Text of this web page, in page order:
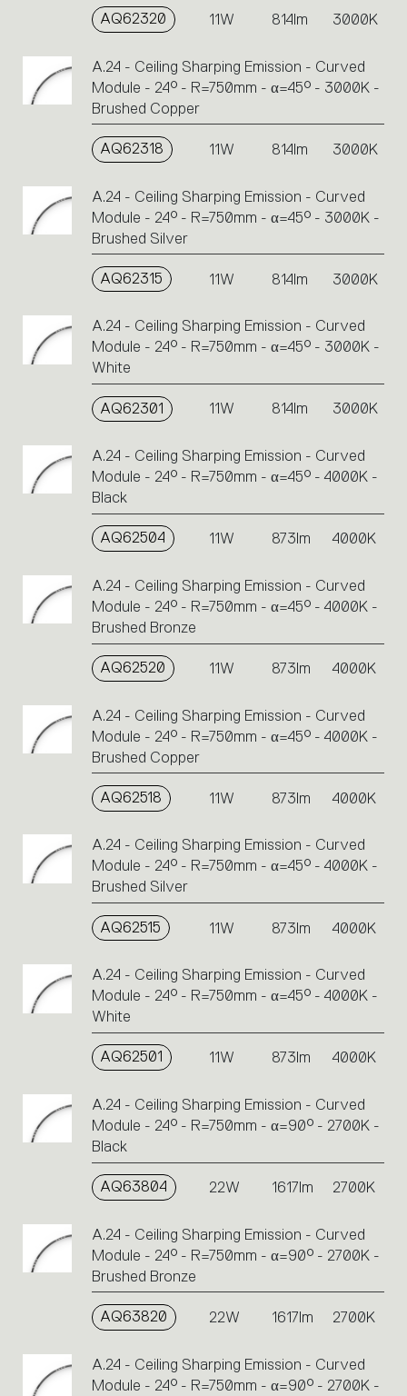
AQ62320 11W 814lm 3000K
A.24 - Ceiling Sharping Emission - Curved
Module - 24° - R=750mm - α=45° - 3000K -
Brushed Copper
AQ62318 11W 814lm 3000K
A.24 - Ceiling Sharping Emission - Curved
Module - 24° - R=750mm - α=45° - 3000K -
Brushed Silver
AQ62315 11W 814lm 3000K
A.24 - Ceiling Sharping Emission - Curved
Module - 24° - R=750mm - α=45° - 3000K -
White
AQ62301 11W 814lm 3000K
A.24 - Ceiling Sharping Emission - Curved
Module - 24° - R=750mm - α=45° - 4000K -
Black
AQ62504 11W 873lm 4000K
A.24 - Ceiling Sharping Emission - Curved
Module - 24° - R=750mm - α=45° - 4000K -
Brushed Bronze
AQ62520 11W 873lm 4000K
A.24 - Ceiling Sharping Emission - Curved
Module - 24° - R=750mm - α=45° - 4000K -
Brushed Copper
AQ62518 11W 873lm 4000K
A.24 - Ceiling Sharping Emission - Curved
Module - 24° - R=750mm - α=45° - 4000K -
Brushed Silver
AQ62515 11W 873lm 4000K
A.24 - Ceiling Sharping Emission - Curved
Module - 24° - R=750mm - α=45° - 4000K -
White
AQ62501 11W 873lm 4000K
A.24 - Ceiling Sharping Emission - Curved
Module - 24° - R=750mm - α=90° - 2700K -
Black
AQ63804 22W 1617lm 2700K
A.24 - Ceiling Sharping Emission - Curved
Module - 24° - R=750mm - α=90° - 2700K -
Brushed Bronze
AQ63820 22W 1617lm 2700K
A.24 - Ceiling Sharping Emission - Curved
Module - 24° - R=750mm - α=90° - 2700K -